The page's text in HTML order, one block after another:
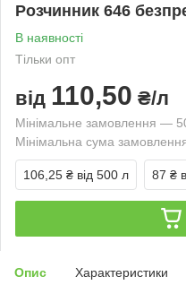
Розчинник 646
В наявності
Тільки опт
від 110,50 ₴/л
Мінімальне замовлення —
Мінімальна сума
106,25 ₴ від 500 л 87 ₴
Опис Характеристики